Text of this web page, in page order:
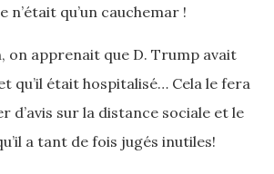
n’était qu’un cauchemar !
on apprenait que D. Trump avait
qu’il était hospitalisé… Cela le fera
d’avis sur la distance sociale et le
a tant de fois jugés inutiles!